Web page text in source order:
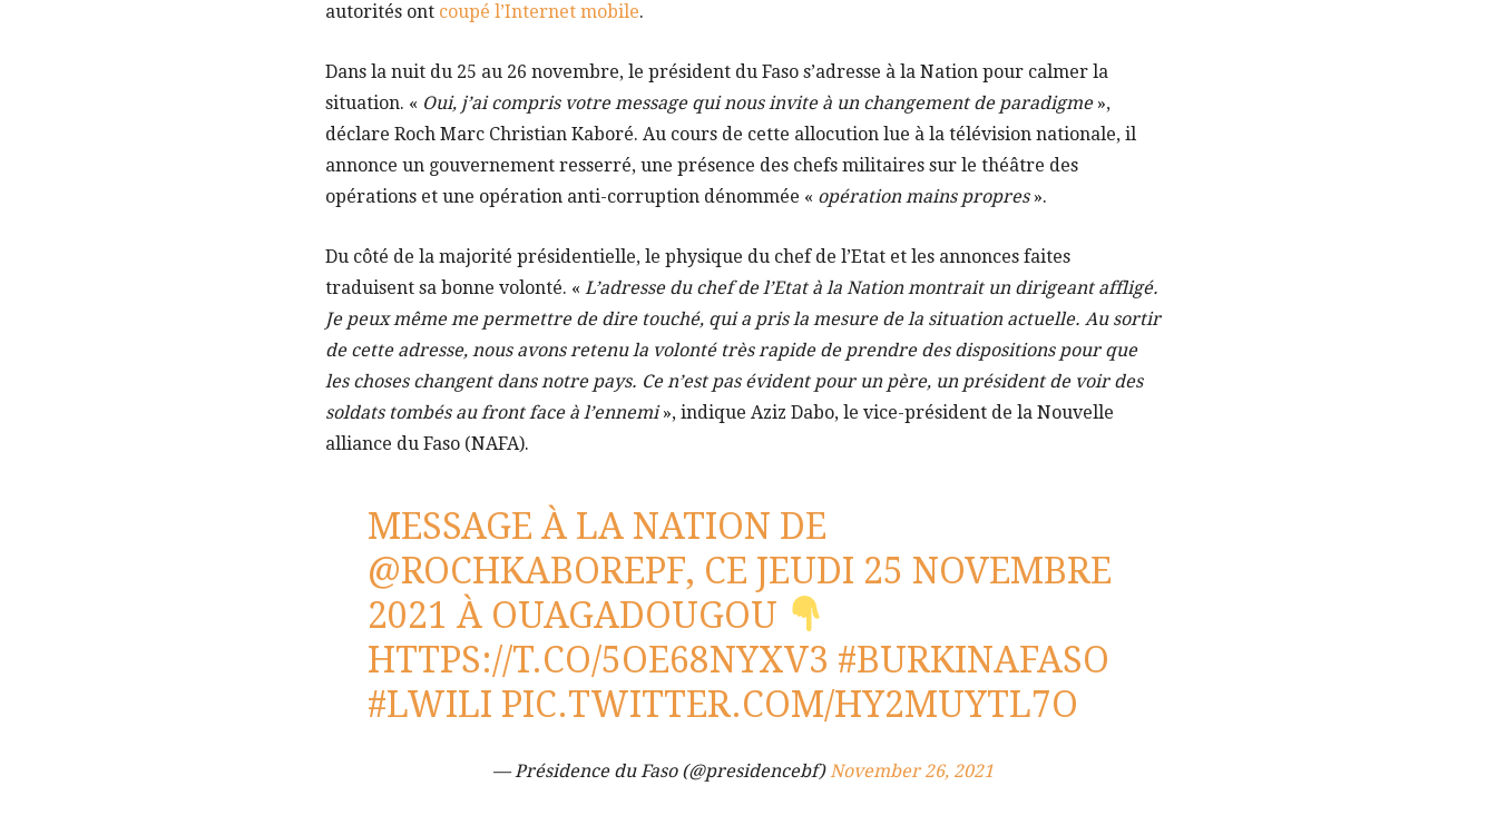
autorités ont coupé l’Internet mobile.
Dans la nuit du 25 au 26 novembre, le président du Faso s’adresse à la Nation pour calmer la
situation. « Oui, j’ai compris votre message qui nous invite à un changement de paradigme»,
déclare Roch Marc Christian Kaboré. Au cours de cette allocution lue à la télévision nationale, il
annonce un gouvernement resserré, une présence des chefs militaires sur le théâtre des
opérations et une opération anti-corruption dénommée « opération mains propres».
Du côté de la majorité présidentielle, le physique du chef de l’Etat et les annonces faites
traduisent sa bonne volonté. « L’adresse du chef de l’Etat à la Nation montrait un dirigeant affligé.
Je peux même me permettre de dire touché, qui a pris la mesure de la situation actuelle. Au sortir
de cette adresse, nous avons retenu la volonté très rapide de prendre des dispositions pour que
les choses changent dans notre pays. Ce n’est pas évident pour un père, un président de voir des
soldats tombés au front face à l’ennemi», indique Aziz Dabo, le vice-président de la Nouvelle
alliance du Faso (NAFA).
MESSAGE À LA NATION DE
@ROCHKABOREPF, CE JEUDI 25 NOVEMBRE
2021 À OUAGADOUGOU
HTTPS://T.CO/5OE68NYXV3 #BURKINAFASO
#LWILI PIC.TWITTER.COM/HY2MUYTL7O
— Présidence du Faso (@presidencebf)November 26, 2021